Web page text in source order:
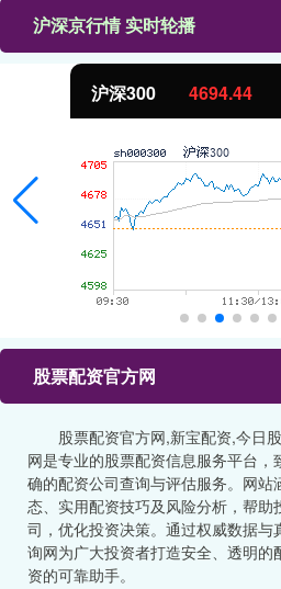
沪深京行情 实时轮播
沪深300 4694.44
股票配资官方网
股票配资官方网,新宝配资,今日
网是专业的股票配资信息服务平台
确的配资公司查询与评估服务。网站
态、实用配资技巧及风险分析，帮
司，优化投资决策。通过权威数据与
询网为广大投资者打造安全、透明
资的可靠助手。